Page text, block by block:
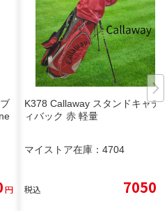
円
K378 Callaway スタンドキャデ
ィバック 赤 軽量
マイストア在庫： 4704
税込 7050